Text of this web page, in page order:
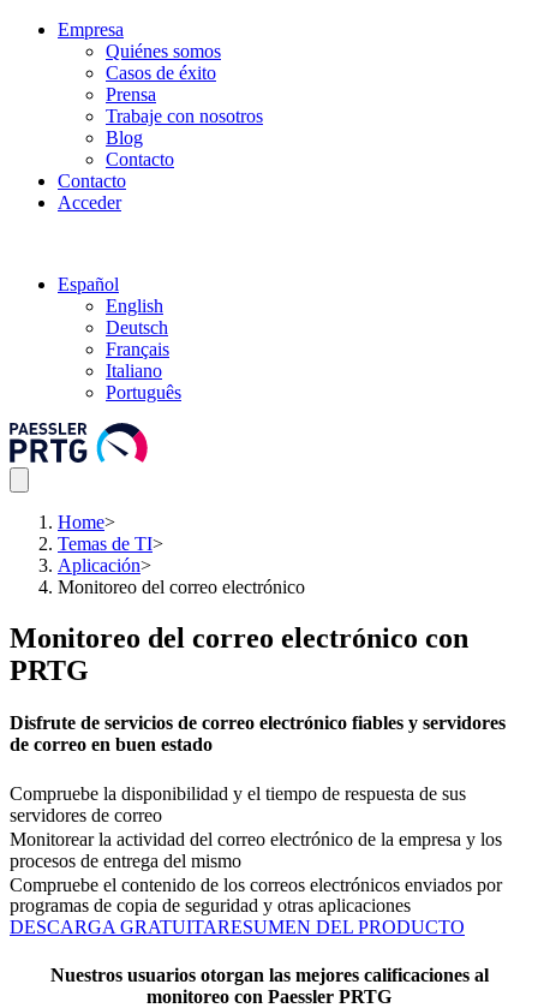
Empresa
Quiénes somos
Casos de éxito
Prensa
Trabaje con nosotros
Blog
Contacto
Contacto
Acceder
Español
English
Deutsch
Français
Italiano
Português
Home>
Temas de TI>
Aplicación>
Monitoreo del correo electrónico
Monitoreo del correo electrónico con
PRTG
Disfrute de servicios de correo electrónico fiables y servidores
de correo en buen estado
Compruebe la disponibilidad y el tiempo de respuesta de sus
servidores de correo
Monitorear la actividad del correo electrónico de la empresa y los
procesos de entrega del mismo
Compruebe el contenido de los correos electrónicos enviados por
programas de copia de seguridad y otras aplicaciones
DESCARGA GRATUITARESUMEN DEL PRODUCTO
Nuestros usuarios otorgan las mejores calificaciones al
monitoreo con Paessler PRTG